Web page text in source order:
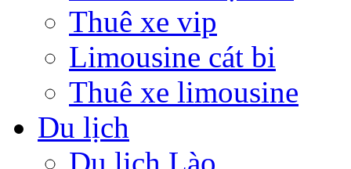
Thuê xe vip
Limousine cát bi
Thuê xe limousine
Du lịch